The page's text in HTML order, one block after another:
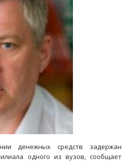
денежных средств задержан
одного из вузов, сообщает